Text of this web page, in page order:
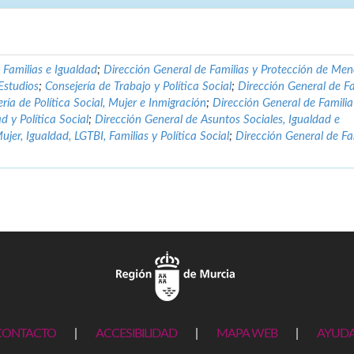
e Igualdad;Dirección General de Familias y Protección de
;Consejería de Trabajo y Política Social;Dirección General de
de Política Social, Mujer e Inmigración;Dirección General de
y Política Social;Dirección General de Asuntos Sociales, Igualdad e
Igualdad, LGTBI, Familias y Política Social;Dirección General de
ACCESIBILIDAD MAPA WEB